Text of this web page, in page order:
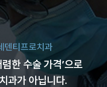
덴티프로치과
한 수술 가격’으로
과가 아닙니다.